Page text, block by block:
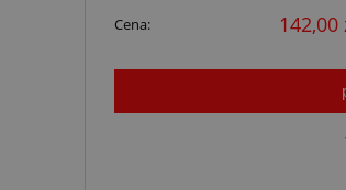
Cena: 142,00